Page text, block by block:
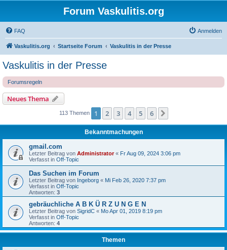
Forum Vaskulitis.org
FAQ Anmelden
Vaskulitis.org Startseite Forum Vaskulitis in der Presse
Vaskulitis in der Presse
Forumsregeln
Neues Thema
113 Themen 1 2 3 4 5 6
Bekanntmachungen
gmail.com
Letzter Beitrag von Administrator« Fr Aug 09, 2024 3:06 pm
Verfasst in Off-Topic
Das Suchen im Forum
Letzter Beitrag von Ingeborg « Mi Feb 26, 2020 7:37 pm
Verfasst in Off-Topic
Antworten: 3
gebräuchliche A B K Ü R Z U N G E N
Letzter Beitrag von SigridC « Mo Apr 01, 2019 8:19 pm
Verfasst in Off-Topic
Antworten: 4
Themen